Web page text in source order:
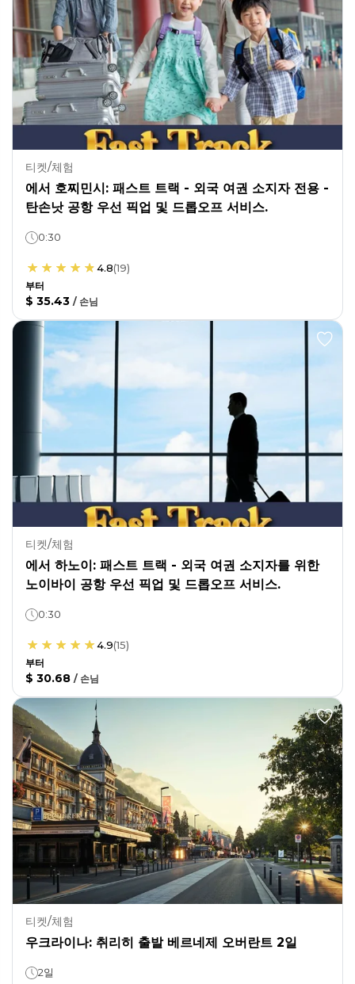
티켓/체험
에서 호찌민시: 패스트 트랙 - 외국 여권 소지자 전용 -
탄손낫 공항 우선 픽업 및 드롭오프 서비스.
0:30
4.8(19)
부터
$ 35.43 / 손님
티켓/체험
에서 하노이: 패스트 트랙 - 외국 여권 소지자를 위한
노이바이 공항 우선 픽업 및 드롭오프 서비스.
0:30
4.9(15)
부터
$ 30.68 / 손님
티켓/체험
우크라이나: 취리히 출발 베르네제 오버란트 2일
2일